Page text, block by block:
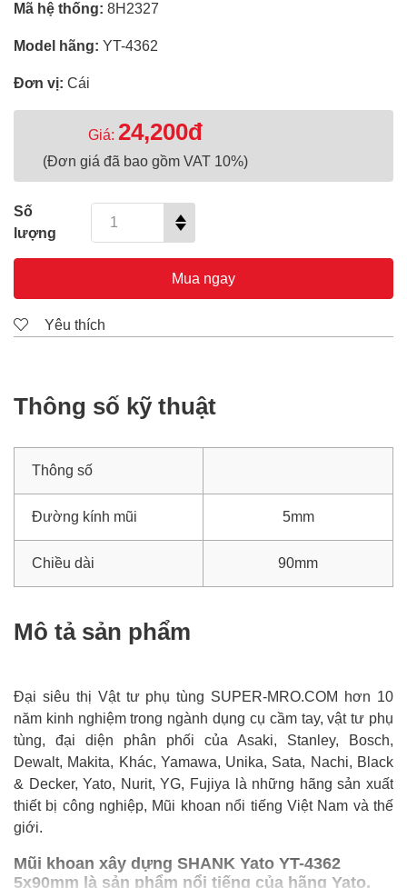
Mã hệ thống: 8H2327
Model hãng: YT-4362
Đơn vị: Cái
Giá: 24,200đ
(Đơn giá đã bao gồm VAT 10%)
Số
lượng
Mua ngay
Yêu thích
Thông số kỹ thuật
Thông số
Đường kính mũi 5mm
Chiều dài 90mm
Mô tả sản phẩm
Đại siêu thị Vật tư phụ tùng SUPER-MRO.COM hơn 10
năm kinh nghiệm trong ngành dụng cụ cầm tay, vật tư phụ
tùng, đại diện phân phối của Asaki, Stanley, Bosch,
Dewalt, Makita, Khác, Yamawa, Unika, Sata, Nachi, Black
& Decker, Yato, Nurit, YG, Fujiya là những hãng sản xuất
thiết bị công nghiệp, Mũi khoan nổi tiếng Việt Nam và thế
giới.
Mũi khoan xây dựng SHANK Yato YT-4362
5x90mm là sản phẩm nổi tiếng của hãng Yato,